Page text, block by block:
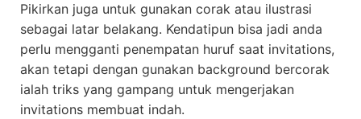
Pikirkan juga untuk gunakan corak atau ilustrasi
sebagai latar belakang. Kendatipun bisa jadi anda
perlu mengganti penempatan huruf saat invitations,
akan tetapi dengan gunakan background bercorak
ialah triks yang gampang untuk mengerjakan
invitations membuat indah.